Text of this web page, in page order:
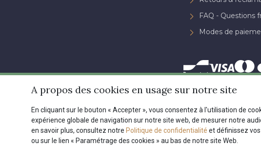
FAQ - Questions
Modes de
Conditions générales de vente Politique
A propos des cookies en usage sur notre site
En cliquant sur le bouton « Accepter », vous consentez à l'utilisation de
expérience globale de navigation sur notre site web, de mesurer notre
en savoir plus, consultez notre Politique de confidentialité et définissez
ou sur le lien « Paramétrage des cookies » au bas de notre site Web.